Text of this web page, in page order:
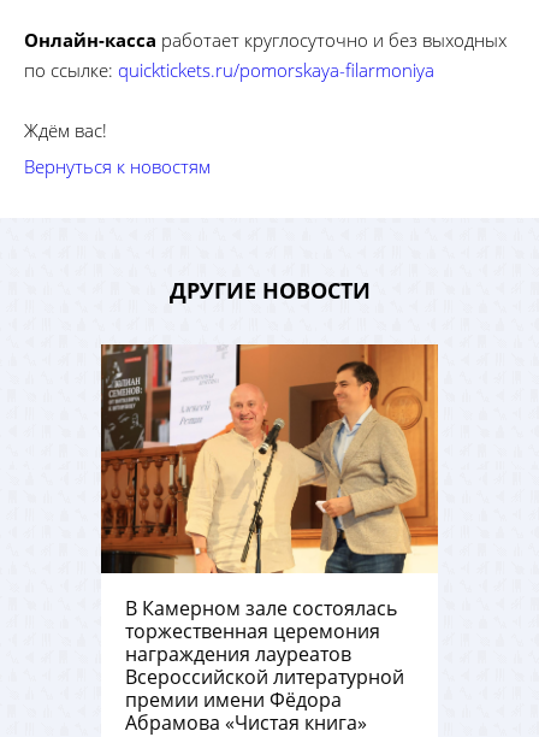
Онлайн-касса работает круглосуточно и без выходных
по ссылке: quicktickets.ru/pomorskaya-filarmoniya
Ждём вас!
Вернуться к новостям
ДРУГИЕ НОВОСТИ
В Камерном зале состоялась
торжественная церемония
награждения лауреатов
Всероссийской литературной
премии имени Фёдора
Абрамова «Чистая книга»